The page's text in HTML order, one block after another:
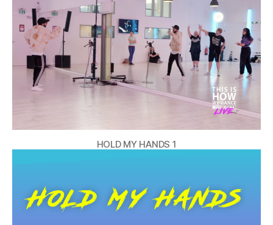
HOLD MY HANDS 1
HOLD MY HANDS